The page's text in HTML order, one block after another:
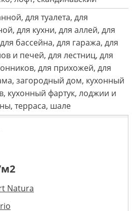
для туалета, для
для кухни, для аллей, для
бассейна, для гаража, для
и печей, для лестниц, для
для прихожей, для
загородный дом, кухонный
кухонный фартук, лоджии и
терраса, шале
Natura